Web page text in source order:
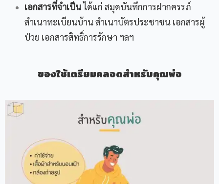
เอกสารที่จำเป็นได้แก่ สมุดบันทึกการฝากครรภ์
สำเนาทะเบียนบ้าน สำเนาบัตรประชาชน เอกสารผู้
ป่วย เอกสารสิทธิ์การรักษา ฯลฯ
ของใช้เตรียมคลอดสำหรับคุณพ่อ